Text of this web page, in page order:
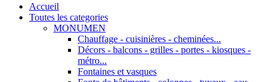
Accueil
Toutes les categories
MONUMEN
Chauffage - cuisinières - cheminées...
Décors - balcons - grilles - portes - kiosques -
métro...
Fontaines et vasques